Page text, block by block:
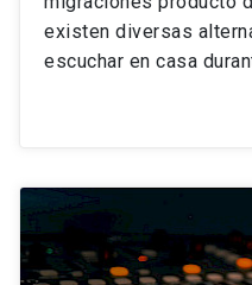
existen diversas
escuchar en casa